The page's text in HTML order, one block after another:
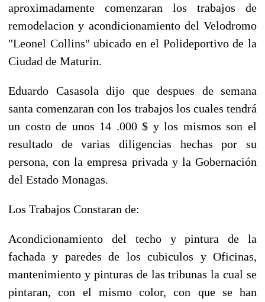
aproximadamente comenzaran los trabajos de
remodelacion y acondicionamiento del Velodromo
"Leonel Collins" ubicado en el Polideportivo de la
Ciudad de Maturin.
Eduardo Casasola dijo que despues de semana
santa comenzaran con los trabajos los cuales tendrá
un costo de unos 14 .000 $ y los mismos son el
resultado de varias diligencias hechas por su
persona, con la empresa privada y la Gobernación
del Estado Monagas.
Los Trabajos Constaran de:
Acondicionamiento del techo y pintura de la
fachada y paredes de los cubiculos y Oficinas,
mantenimiento y pinturas de las tribunas la cual se
pintaran, con el mismo color, con que se han